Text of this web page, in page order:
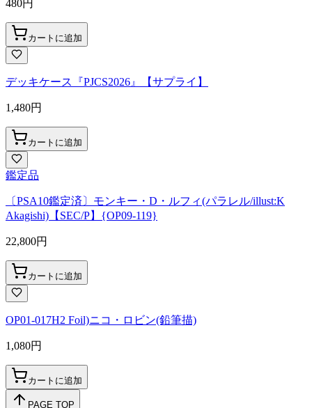
480円
カートに追加
デッキケース『PJCS2026』【サプライ】
1,480円
カートに追加
鑑定品
〔PSA10鑑定済〕モンキー・D・ルフィ(パラレル/illust:K
Akagishi)【SEC/P】{OP09-119}
22,800円
カートに追加
OP01-017H2 Foil)ニコ・ロビン(鉛筆描)
1,080円
カートに追加
PAGE TOP